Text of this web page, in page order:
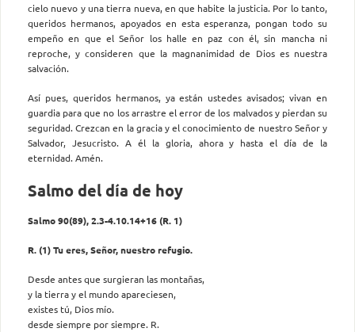
cielo nuevo y una tierra nueva, en que habite la justicia. Por lo tanto,
queridos hermanos, apoyados en esta esperanza, pongan todo su
empeño en que el Señor los halle en paz con él, sin mancha ni
reproche, y consideren que la magnanimidad de Dios es nuestra
salvación.
Así pues, queridos hermanos, ya están ustedes avisados; vivan en
guardia para que no los arrastre el error de los malvados y pierdan su
seguridad. Crezcan en la gracia y el conocimiento de nuestro Señor y
Salvador, Jesucristo. A él la gloria, ahora y hasta el día de la
eternidad. Amén.
Salmo del día de hoy
Salmo 90(89), 2.3-4.10.14+16 (R. 1)
R. (1) Tu eres, Señor, nuestro refugio.
Desde antes que surgieran las montañas,
y la tierra y el mundo apareciesen,
existes tú, Dios mío.
desde siempre por siempre. R.